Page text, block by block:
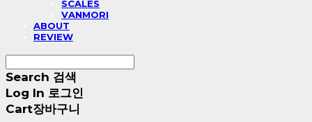
SCALES
VANMORI
ABOUT
REVIEW
Search 검색
Log In 로그인
Cart장바구니